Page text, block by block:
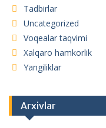
Tadbirlar
Uncategorized
Voqealar taqvimi
Xalqaro hamkorlik
Yangiliklar
Arxivlar